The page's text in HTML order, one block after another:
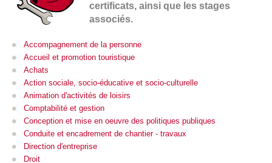
certificats, ainsi que les stages
associés.
Accompagnement de la personne
Accueil et promotion touristique
Achats
Action sociale, socio-éducative et socio-culturelle
Animation d'activités de loisirs
Comptabilité et gestion
Conception et mise en oeuvre des politiques publiques
Conduite et encadrement de chantier - travaux
Direction d'entreprise
Droit